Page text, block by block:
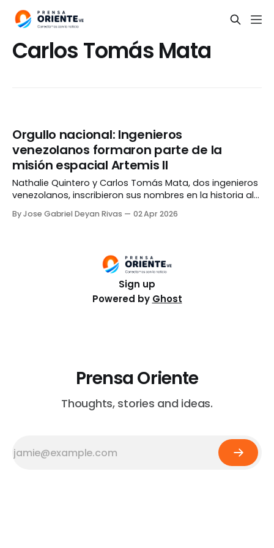
Carlos Tomás Mata
Orgullo nacional: Ingenieros
venezolanos formaron parte de la
misión espacial Artemis II
Nathalie Quintero y Carlos Tomás Mata, dos ingenieros
venezolanos, inscribieron sus nombres en la historia al
tripulado enviado hacia la Luna en 54 años. Quintero,
By Jose Gabriel Deyan Rivas 02 Apr 2026
Sign up
Powered by Ghost
Prensa Oriente
Thoughts, stories and ideas.